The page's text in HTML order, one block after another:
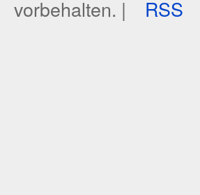
vorbehalten. | RSS